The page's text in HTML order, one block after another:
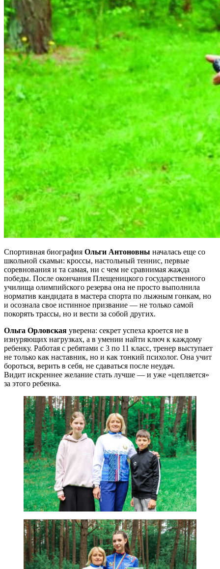
Спортивная биография Ольги Антоновны началась еще со
школьной скамьи: кроссы, настольный теннис, первые
соревнования и та самая, ни с чем не сравнимая жажда
победы. После окончания Плещеницкого государственного
училища олимпийского резерва она не просто выполнила
норматив кандидата в мастера спорта по лыжным гонкам, но
и осознала свое истинное призвание — не только самой
покорять трассы, но и вести за собой других.
Ольга Орловская уверена: секрет успеха кроется не в
изнуряющих нагрузках, а в умении найти ключ к каждому
ребенку. Работая с ребятами с 3 по 11 класс, тренер выступает
не только как наставник, но и как тонкий психолог. Она учит
бороться, верить в себя, не сдаваться после неудач.
Видит искреннее желание стать лучше — и уже «цепляется»
за этого ребенка.